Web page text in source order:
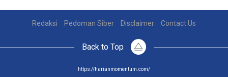
Redaksi Pedoman Siber Disclaimer Contact Us
Back to Top
https://harianmomentum.com/